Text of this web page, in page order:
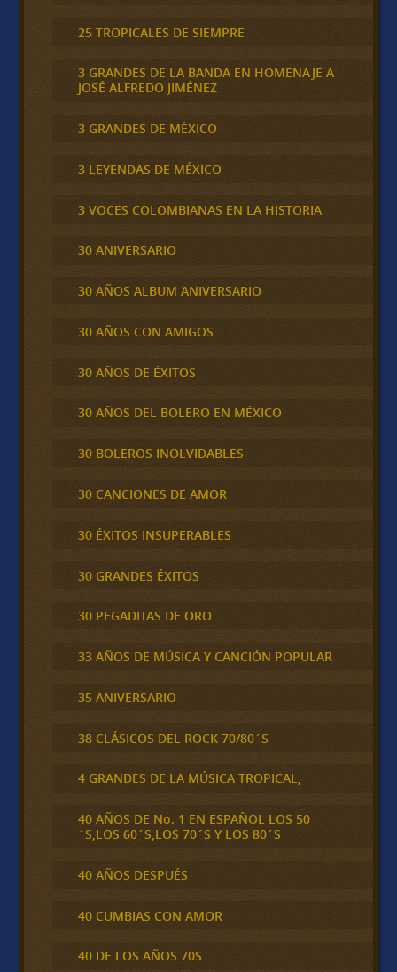
25 TROPICALES DE SIEMPRE
3 GRANDES DE LA BANDA EN HOMENAJE A
JOSÉ ALFREDO JIMÉNEZ
3 GRANDES DE MÉXICO
3 LEYENDAS DE MÉXICO
3 VOCES COLOMBIANAS EN LA HISTORIA
30 ANIVERSARIO
30 AÑOS ALBUM ANIVERSARIO
30 AÑOS CON AMIGOS
30 AÑOS DE ÉXITOS
30 AÑOS DEL BOLERO EN MÉXICO
30 BOLEROS INOLVIDABLES
30 CANCIONES DE AMOR
30 ÉXITOS INSUPERABLES
30 GRANDES ÉXITOS
30 PEGADITAS DE ORO
33 AÑOS DE MÚSICA Y CANCIÓN POPULAR
35 ANIVERSARIO
38 CLÁSICOS DEL ROCK 70/80´S
4 GRANDES DE LA MÚSICA TROPICAL,
40 AÑOS DE No. 1 EN ESPAÑOL LOS 50
´S,LOS 60´S,LOS 70´S Y LOS 80´S
40 AÑOS DESPUÉS
40 CUMBIAS CON AMOR
40 DE LOS AÑOS 70S